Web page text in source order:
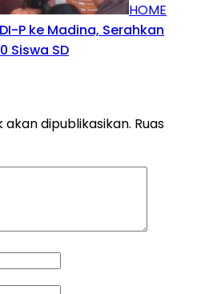
HOME
P ke Madina, Serahkan
Siswa SD
dipublikasikan. Ruas